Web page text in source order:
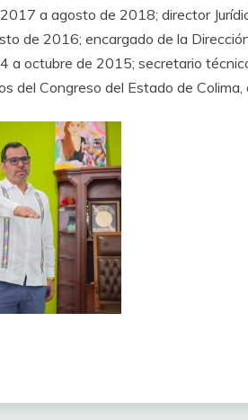
a agosto de 2018; director
de 2016; encargado de la
a octubre de 2015; secretario
del Congreso del Estado de